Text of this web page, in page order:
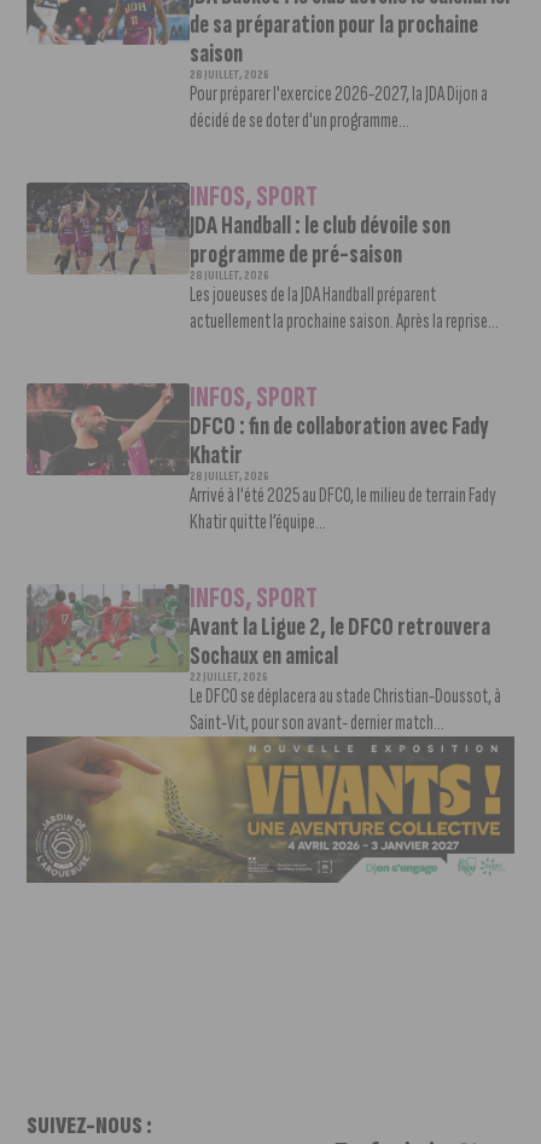
de sa préparation pour la prochaine
saison
28 JUILLET, 2026
Pour préparer l'exercice 2026-2027, la JDA Dijon a
décidé de se doter d'un programme...
INFOS,SPORT
JDA Handball : le club dévoile son
programme de pré-saison
28 JUILLET, 2026
Les joueuses de la JDA Handball préparent
actuellement la prochaine saison. Après la reprise...
INFOS,SPORT
DFCO : fin de collaboration avec Fady
Khatir
28 JUILLET, 2026
Arrivé à l'été 2025 au DFCO, le milieu de terrain Fady
Khatir quitte l’équipe...
INFOS,SPORT
Avant la Ligue 2, le DFCO retrouvera
Sochaux en amical
22 JUILLET, 2026
Le DFCO se déplacera au stade Christian-Doussot, à
Saint-Vit, pour son avant- dernier match...
SUIVEZ-NOUS :